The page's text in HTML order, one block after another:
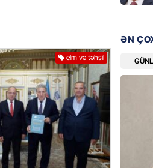
elm və təhsil
YAP
ƏN